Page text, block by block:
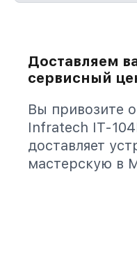
Доставляем
сервисный
Вы привозите
Infratech IT-
доставляет
мастерскую в